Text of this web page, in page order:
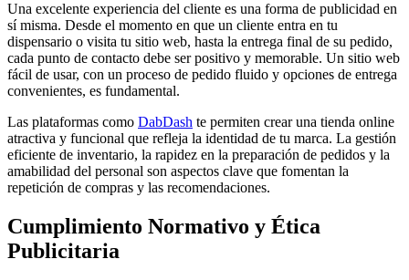
Una excelente experiencia del cliente es una forma de publicidad en
sí misma. Desde el momento en que un cliente entra en tu
dispensario o visita tu sitio web, hasta la entrega final de su pedido,
cada punto de contacto debe ser positivo y memorable. Un sitio web
fácil de usar, con un proceso de pedido fluido y opciones de entrega
convenientes, es fundamental.
Las plataformas como DabDash te permiten crear una tienda online
atractiva y funcional que refleja la identidad de tu marca. La gestión
eficiente de inventario, la rapidez en la preparación de pedidos y la
amabilidad del personal son aspectos clave que fomentan la
repetición de compras y las recomendaciones.
Cumplimiento Normativo y Ética
Publicitaria